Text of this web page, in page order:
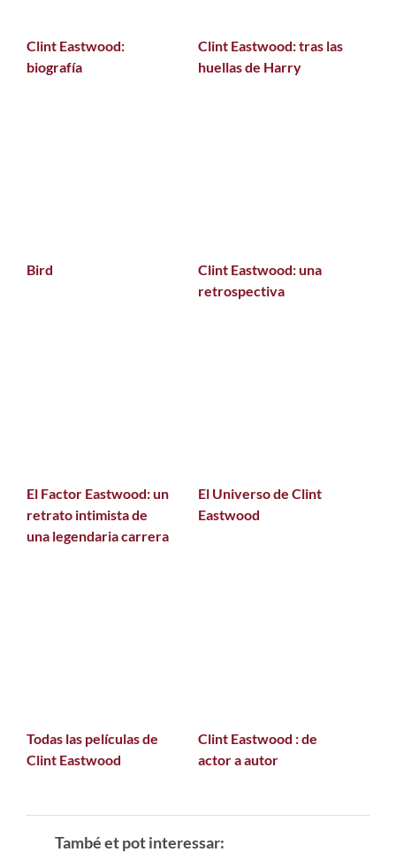
Clint Eastwood:
biografía
Clint Eastwood: tras las
huellas de Harry
Bird
Clint Eastwood: una
retrospectiva
El Factor Eastwood: un
retrato intimista de
una legendaria carrera
El Universo de Clint
Eastwood
Todas las películas de
Clint Eastwood
Clint Eastwood : de
actor a autor
També et pot interessar: